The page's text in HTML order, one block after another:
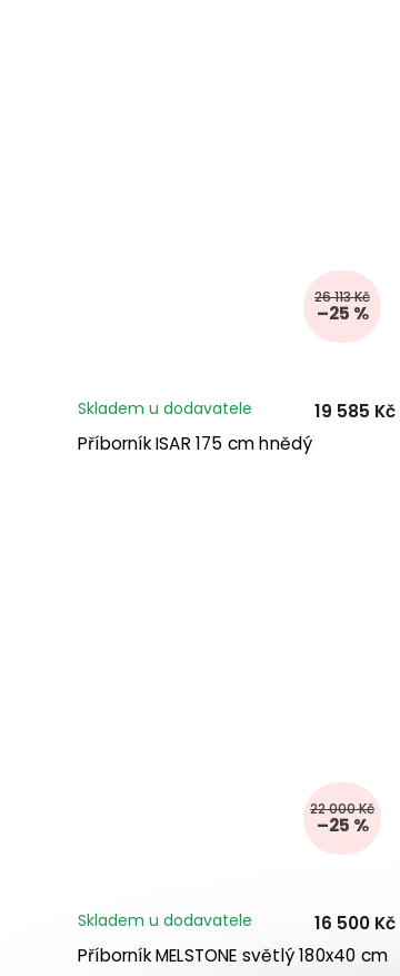
26 113 Kč
–25 %
Příborník ISAR 175 cm hnědý
Skladem u dodavatele 19 585 Kč
22 000 Kč
–25 %
Příborník MELSTONE světlý 180x40 cm
Skladem u dodavatele 16 500 Kč